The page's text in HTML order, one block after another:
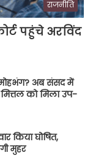
राजनीति
पहुंचे अरविंद
अब संसद में
को मिला उप-
किया घोषित,
मुहर